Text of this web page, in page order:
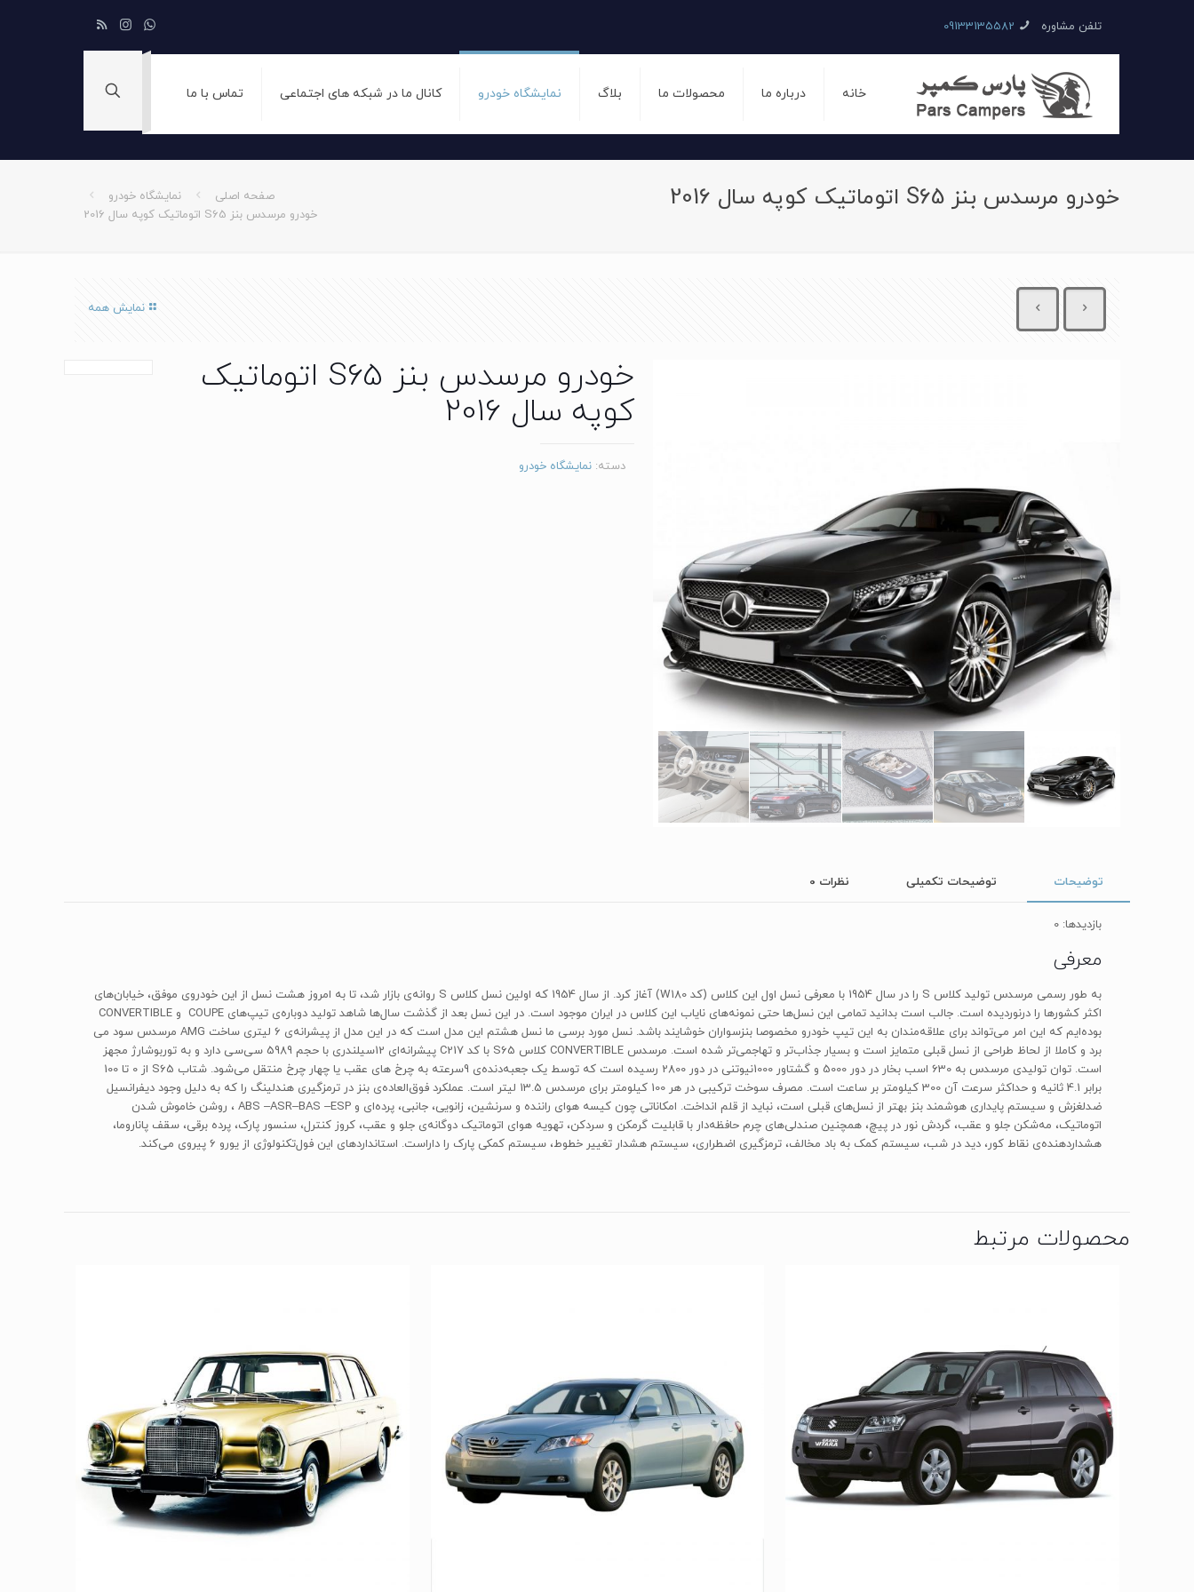
تلفن مشاوره 09133135582
خانه درباره ما محصولات ما بلاگ نمایشگاه خودرو کانال ما در شبکه های اجتماعی تماس با ما
خودرو مرسدس بنز S65 اتوماتیک کوپه سال 2016 صفحه اصلی
نمایشگاه خودرو
خودرو مرسدس بنز S65 اتوماتیک کوپه سال 2016
نمایش همه
خودرو مرسدس بنز S65 اتوماتیک
کوپه سال 2016
دسته:نمایشگاه خودرو
توضیحات توضیحات تکمیلی نظرات 0
بازدیدها: 0
معرفی
به طور رسمی مرسدس تولید کلاس S را در سال 1954 با معرفی نسل اول این کلاس (کد W180) آغاز کرد. از سال 1954 که اولین نسل کلاس S روانه‌ی بازار شد، تا به امروز هشت نسل از این خودروی موفق، خیابان‌های
اکثر کشورها را درنوردیده است. جالب است بدانید تمامی این نسل‌ها حتی نمونه‌های نایاب این کلاس در ایران موجود است. در این نسل بعد از گذشت سال‌ها شاهد تولید دوباره‌ی تیپ‌های COUPE و CONVERTIBLE
بوده‌ایم که این امر می‌تواند برای علاقه‌مندان به این تیپ خودرو مخصوصا بنزسواران خوشایند باشد. نسل مورد برسی ما نسل هشتم این مدل است که در این مدل از پیشرانه‌ی 6 لیتری ساخت AMG مرسدس سود می
برد و کاملا از لحاظ طراحی از نسل قبلی متمایز است و بسیار جذاب‌تر و تهاجمی‌تر شده است. مرسدس CONVERTIBLE کلاس S65 با کد C217 پیشرانه‌ا‌ی 12سیلندری با حجم 5989 سی‌سی دارد و به توربوشارژ مجهز
است. توان تولیدی مرسدس به 630 اسب بخار در دور 5000 و گشتاور 1000نیوتنی در دور 2800 رسیده است که توسط یک جعبه‌دنده‌ی 9سرعته به چرخ های عقب یا چهار چرخ منتقل می‌شود. شتاب S65 از 0 تا 100
برابر 4.1 ثانیه و حداکثر سرعت آن 300 کیلومتر بر ساعت است. مصرف سوخت ترکیبی در هر 100 کیلومتر برای مرسدس 13.5 لیتر است. عملکرد فوق‌العاده‌ی بنز در ترمزگیری هندلینگ را که به دلیل وجود دیفرانسیل
ضدلغزش و سیستم پایداری هوشمند بنز بهتر از نسل‌های قبلی است، نباید از قلم انداخت. امکاناتی چون کیسه هوای راننده و سرنشین، زانویی، جانبی، پرده‌ای و ABS –ASR–BAS –ESP ، روشن خاموش شدن
اتوماتیک، مه‌شکن جلو و عقب، گردش نور در پیچ، همچنین صندلی‌های چرم حافظه‌دار با قابلیت گرمکن و سردکن، تهویه هوای اتوماتیک دوگانه‌ی جلو و عقب، کروز کنترل، سنسور پارک، پرده برقی، سقف پاناروما،
هشداردهنده‌ی نقاط کور، دید در شب، سیستم کمک به باد مخالف، ترمزگیری اضطراری، سیستم هشدار تغییر خطوط، سیستم کمکی پارک را داراست. استانداردهای این فول‌تکنولوژی از یورو 6 پیروی می‌کند.
محصولات مرتبط